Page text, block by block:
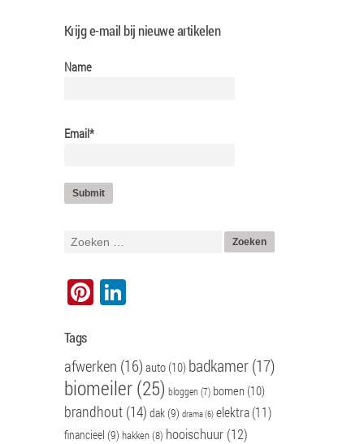
Krijg e-mail bij nieuwe artikelen
Name
Email*
Pinterest
Tags
afwerken (16) auto (10) badkamer(17)
biomeiler(25) bloggen (7) bomen (10)
brandhout (14) dak (9) drama(6) elektra(11)
financieel (9) hakken(8) hooischuur (12)